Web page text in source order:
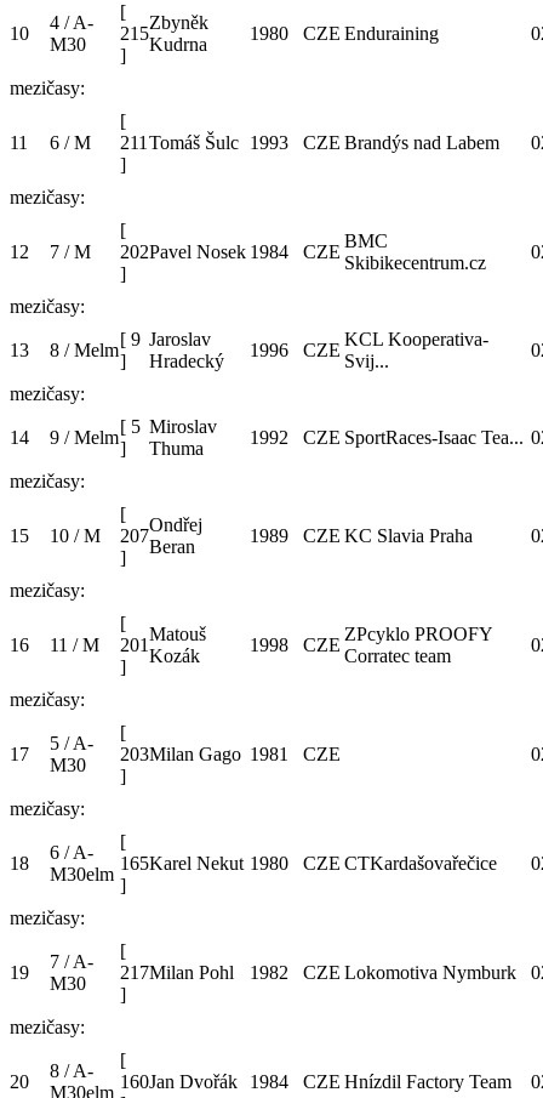
10
4 / A-
M30
[
215
]
Zbyněk
Kudrna
1980 CZE Enduraining
mezičasy:
11 6 / M
[
211
]
Tomáš Šulc 1993 CZE Brandýs nad Labem
mezičasy:
12 7 / M
[
202
]
Pavel Nosek 1984 CZE
BMC
Skibikecentrum.cz
mezičasy:
13 8 / Melm
[ 9
]
Jaroslav
Hradecký
1996 CZE
KCL Kooperativa-
Svij...
mezičasy:
14 9 / Melm
[ 5
]
Miroslav
Thuma
1992 CZE SportRaces-Isaac Tea...
mezičasy:
15 10 / M
[
207
]
Ondřej
Beran
1989 CZE KC Slavia Praha
mezičasy:
16 11 / M
[
201
]
Matouš
Kozák
1998 CZE
ZPcyklo PROOFY
Corratec team
mezičasy:
17
5 / A-
M30
[
203
]
Milan Gago 1981 CZE
mezičasy:
18
6 / A-
M30elm
[
165
]
Karel Nekut 1980 CZE CTKardašovařečice
mezičasy:
19
7 / A-
M30
[
217
]
Milan Pohl 1982 CZE Lokomotiva Nymburk
mezičasy:
20
8 / A-
M30elm
[
160Jan Dvořák 1984 CZE Hnízdil Factory Team